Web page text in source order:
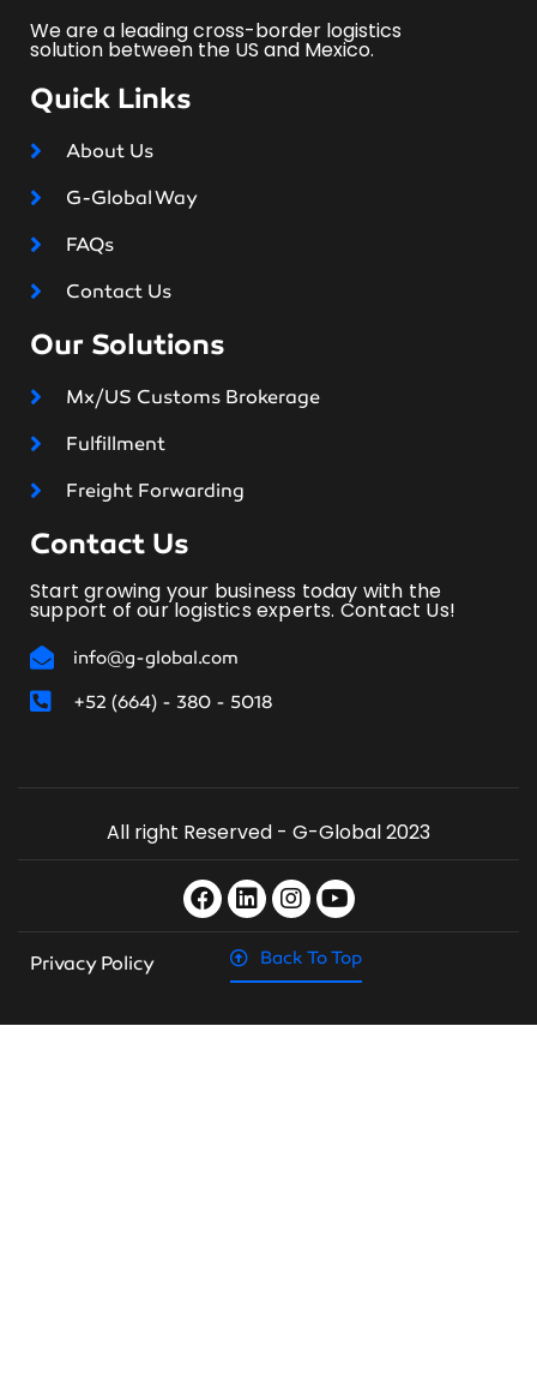
We are a leading cross-border logistics
solution between the US and Mexico.
Quick Links
About Us
G-Global Way
FAQs
Contact Us
Our Solutions
Mx/US Customs Brokerage
Fulfillment
Freight Forwarding
Contact Us
Start growing your business today with the
support of our logistics experts. Contact Us!
info@g-global.com
+52 (664) - 380 - 5018
All right Reserved - G-Global 2023
Privacy Policy Back To Top